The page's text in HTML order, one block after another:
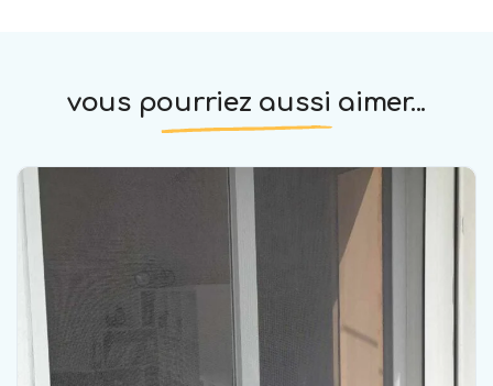
vous pourriez aussi aimer...